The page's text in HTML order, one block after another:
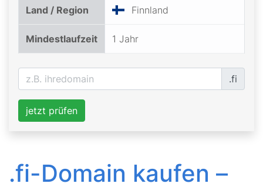
Land / Region Finnland
Mindestlaufzeit 1 Jahr
.fi
jetzt prüfen
.fi-Domain kaufen –